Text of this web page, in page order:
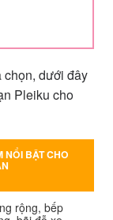
dưới đây
Pleiku cho
NỔI BẬT CHO
rộng, bếp